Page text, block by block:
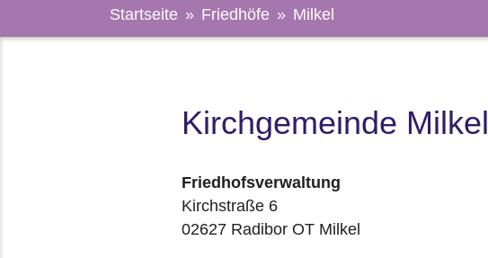
Startseite Friedhöfe Milkel
Kirchgemeinde Milkel
Friedhofsverwaltung
Kirchstraße 6
02627 Radibor OT Milkel